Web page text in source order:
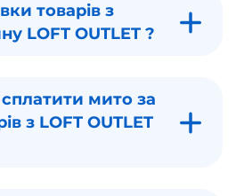
товарів з
LOFT OUTLET ?
мито за
з LOFT OUTLET